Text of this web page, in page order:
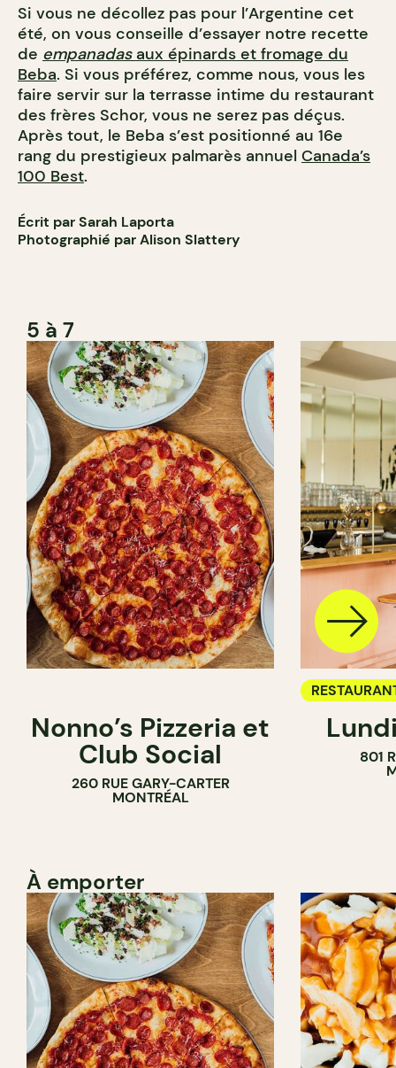
Si vous ne décollez pas pour l’Argentine cet
été, on vous conseille d’essayer notre recette
de empanadasaux épinards et fromage du
Beba. Si vous préférez, comme nous, vous les
faire servir sur la terrasse intime du restaurant
des frères Schor, vous ne serez pas déçus.
Après tout, le Beba s’est positionné au 16e
rang du prestigieux palmarès annuel Canada’s
100 Best.
Écrit par Sarah Laporta
Photographié par Alison Slattery
5 à 7
Nonno’s Pizzeria et
Club Social
260 RUE GARY-CARTER
MONTRÉAL
BAR À VIN
801
À emporter